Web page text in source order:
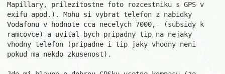
Mapillary, prilezitostne foto rozcestniku s GPS v
exifu apod.). Mohu si vybrat telefon z nabidky
Vodafonu v hodnote cca necelych 7000,- (subsidy k
ramcovce) a uvital bych pripadny tip na nejaky
vhodny telefon (pripadne i tip jaky vhodny neni
pokud ma nekdo zkusenost).